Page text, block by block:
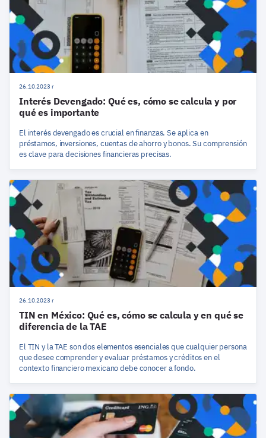
26.10.2023 r
Interés Devengado: Qué es, cómo se calcula y por
qué es importante
El interés devengado es crucial en finanzas. Se aplica en
préstamos, inversiones, cuentas de ahorro y bonos. Su comprensión
es clave para decisiones financieras precisas.
26.10.2023 r
TIN en México: Qué es, cómo se calcula y en qué se
diferencia de la TAE
El TIN y la TAE son dos elementos esenciales que cualquier persona
que desee comprender y evaluar préstamos y créditos en el
contexto financiero mexicano debe conocer a fondo.